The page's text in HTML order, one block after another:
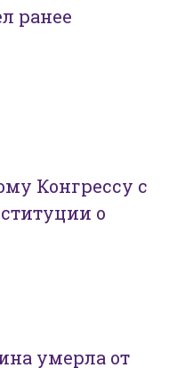
ранее
Конгрессу с
о
умерла от